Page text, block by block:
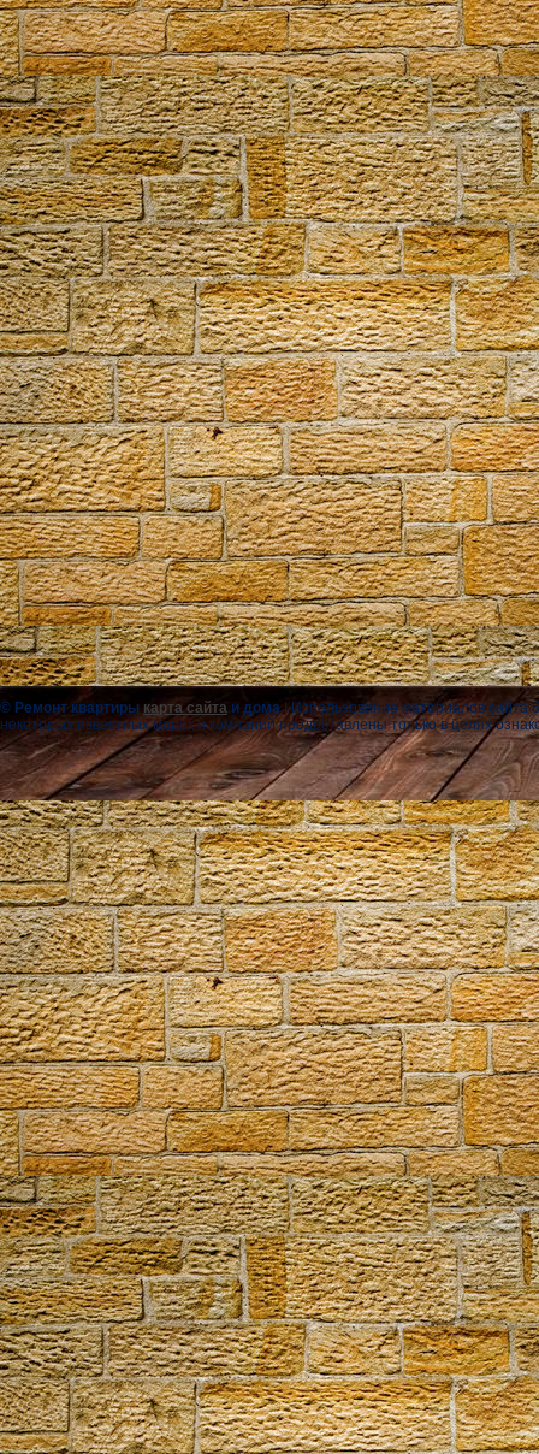
© Ремонт квартиры карта сайта и дома| Использование материалов
некоторых известных марок и компаний предоставлены только в целях